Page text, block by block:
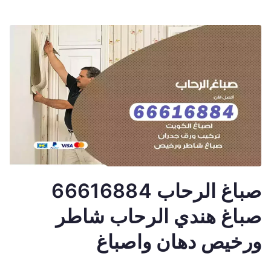
صباغ الرحاب 66616884
صباغ هندي الرحاب شاطر
ورخيص دهان واصباغ